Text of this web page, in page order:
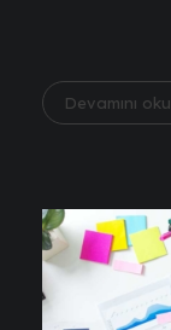
Devamını oku